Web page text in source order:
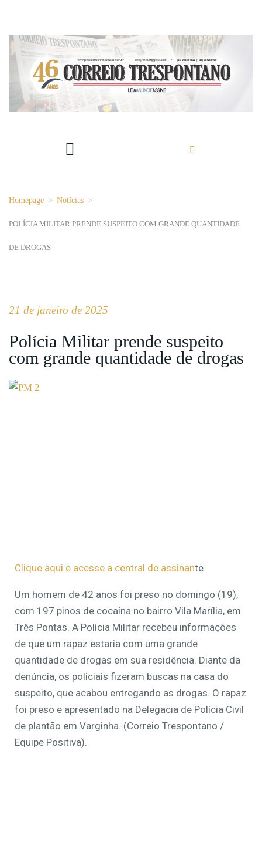
Homepage > Notícias >
POLÍCIA MILITAR PRENDE SUSPEITO COM GRANDE QUANTIDADE
DE DROGAS
21 de janeiro de 2025
Polícia Militar prende suspeito
com grande quantidade de drogas
Clique aqui e acesse a central de assinante
Um homem de 42 anos foi preso no domingo (19),
com 197 pinos de cocaína no bairro Vila Marília, em
Três Pontas. A Polícia Militar recebeu informações
de que um rapaz estaria com uma grande
quantidade de drogas em sua residência. Diante da
denúncia, os policiais fizeram buscas na casa do
suspeito, que acabou entregando as drogas. O rapaz
foi preso e apresentado na Delegacia de Polícia Civil
de plantão em Varginha. (Correio Trespontano /
Equipe Positiva).